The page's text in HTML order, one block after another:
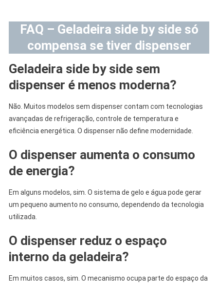
FAQ – Geladeira side by side só
compensa se tiver dispenser
Geladeira side by side sem
dispenser é menos moderna?
Não. Muitos modelos sem dispenser contam com tecnologias
avançadas de refrigeração, controle de temperatura e
eficiência energética. O dispenser não define modernidade.
O dispenser aumenta o consumo
de energia?
Em alguns modelos, sim. O sistema de gelo e água pode gerar
um pequeno aumento no consumo, dependendo da tecnologia
utilizada.
O dispenser reduz o espaço
interno da geladeira?
Em muitos casos, sim. O mecanismo ocupa parte do espaço da